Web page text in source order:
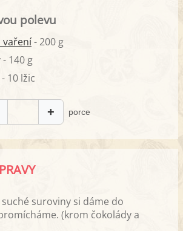
polevu
vaření- 200 g
140 g
10 lžic
+ porce
suroviny si dáme do
(krom čokolády a